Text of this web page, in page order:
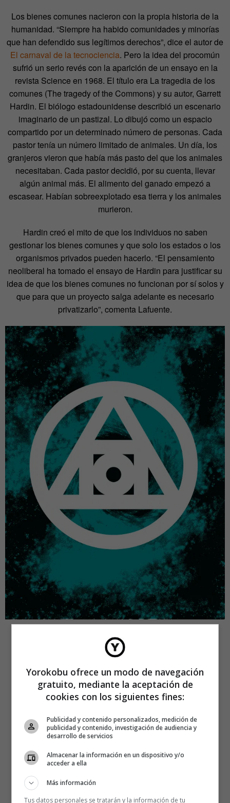
Los bienes comunes nacieron con la propia historia de la
humanidad. “Siempre ha habido comunidades y minorías
que han defendido sus legítimos derechos”, dice el autor de
El carnaval de la tecnociencia. Pero la idea del procomún
sufrió un serio revés con la aparición de un ensayo en la
revista Science en 1968. El título era La tragedia de los
comunes (The tragedy of the Commons) y su autor, Garrett
Hardin. El biólogo estadounidense describió un escenario
imaginario de un pastizal. Lo dibujó como un espacio
compartido por un determinado número de personas. Cada
pastor tenía un número limitado de animales. Un día, los
granjeros vieron que había más pasto del que los animales
necesitaban. Cada pastor decidió, por su cuenta, llevar
algún animal más. El alimento del ganado empezó a
escasear. Habían sobreexplotado esa tierra y los animales
murieron.
Hardin creó el mito de que los individuos no saben
gestionar los bienes comunes y que solo los estados o los
organismos privados pueden hacerlo. “El pensamiento
neoliberal ha tomado el ensayo de Hardin para justificar su
idea de que los bienes comunes no funcionan por sí solos y
que para que un proyecto salga adelante es necesario
privatizarlo”, comenta Lafuente.
Yorokobu ofrece un modo de navegación
gratuito, mediante la aceptación de
cookies con los siguientes fines:
Publicidad y contenido personalizados, medición de
publicidad y contenido, investigación de audiencia y
desarrollo de servicios
Almacenar la información en un dispositivo y/o
acceder a ella
Más información
Tus datos personales se tratarán y la información de tu